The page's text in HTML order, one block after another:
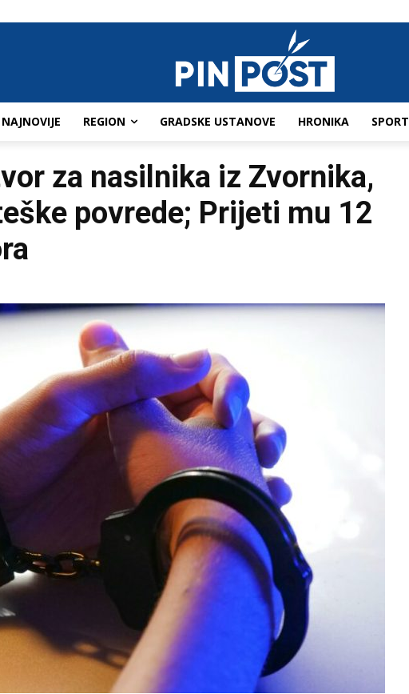
NAJNOVIJE REGION GRADSKE USTANOVE HRONIKA SPORT
za nasilnika iz Zvornika,
povrede; Prijeti mu 12